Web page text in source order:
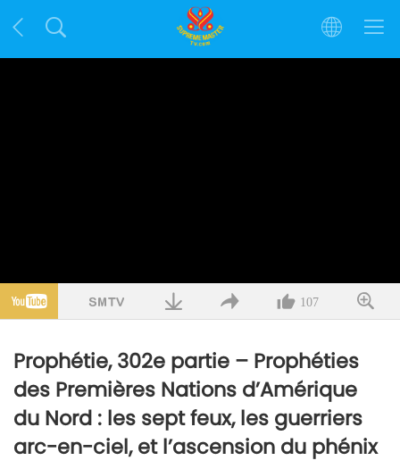
107
Prophétie, 302e partie – Prophéties
des Premières Nations d’Amérique
du Nord : les sept feux, les guerriers
arc-en-ciel, et l’ascension du phénix